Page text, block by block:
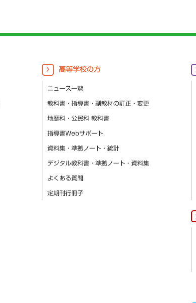
高等学校の方
ニュース一覧
教科書・指導書・副教材の訂正・変更
地歴科・公民科 教科書
指導書Webサポート
資料集・準拠ノート・統計
デジタル教科書・準拠ノート・資料集
よくある質問
定期刊行冊子